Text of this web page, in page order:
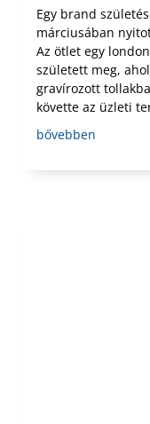
Egy brand
márciusában
Az ötlet egy
született meg,
gravírozott
követte az üzleti
bővebben